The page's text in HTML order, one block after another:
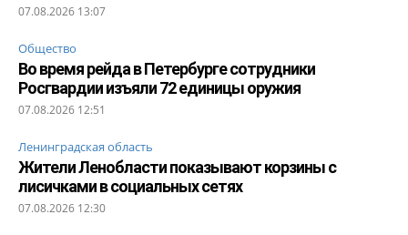
07.08.2026 13:07
Общество
Во время рейда в Петербурге сотрудники
Росгвардии изъяли 72 единицы оружия
07.08.2026 12:51
Ленинградская область
Жители Ленобласти показывают корзины с
лисичками в социальных сетях
07.08.2026 12:30